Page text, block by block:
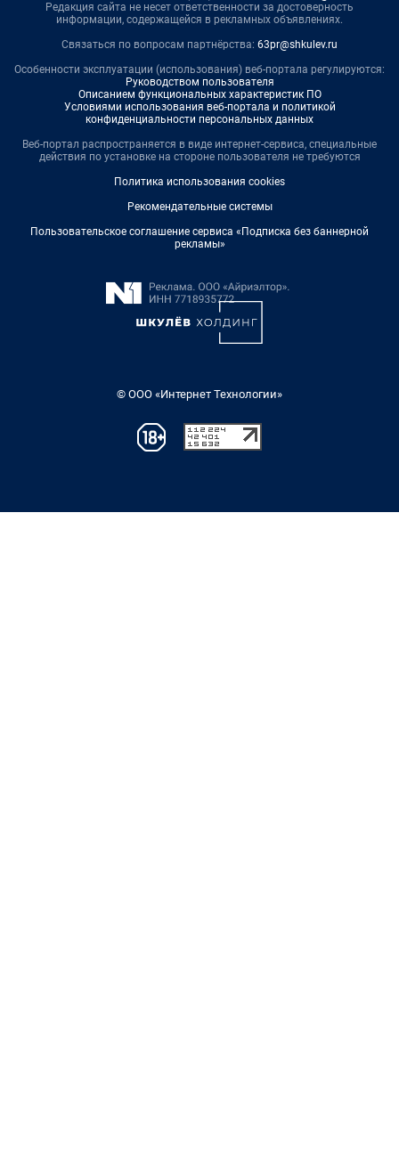
Редакция сайта не несет ответственности за достоверность
информации, содержащейся в рекламных объявлениях.
Связаться по вопросам партнёрства: 63pr@shkulev.ru
Особенности эксплуатации (использования) веб-портала регулируются:
Руководством пользователя
Описанием функциональных характеристик ПО
Условиями использования веб-портала и политикой
конфиденциальности персональных данных
Веб-портал распространяется в виде интернет-сервиса, специальные
действия по установке на стороне пользователя не требуются
Политика использования cookies
Рекомендательные системы
Пользовательское соглашение сервиса «Подписка без баннерной
рекламы»
© ООО «Интернет Технологии»